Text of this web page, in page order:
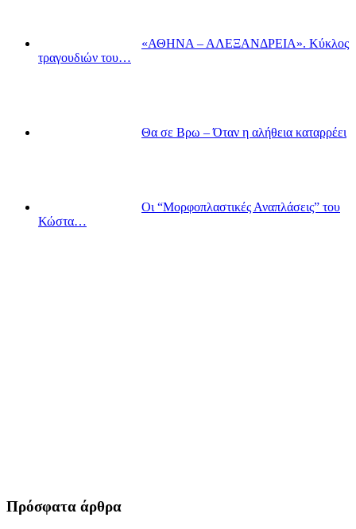
«ΑΘΗΝΑ – ΑΛΕΞΑΝΔΡΕΙΑ». Κύκλος
τραγουδιών του…
Θα σε Βρω – Όταν η αλήθεια καταρρέει
Οι “Μορφοπλαστικές Αναπλάσεις” του
Κώστα…
Πρόσφατα άρθρα